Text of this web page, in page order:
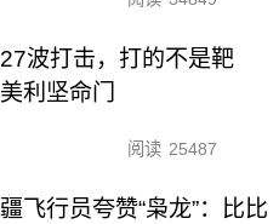
波打击，打的不是靶
利坚命门
阅读 25487
飞行员夸赞“枭龙”：比比